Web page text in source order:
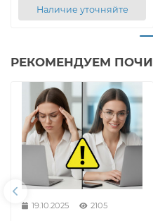
Наличие уточняйте
РЕКОМЕНДУЕМ
19.10.2025 2105